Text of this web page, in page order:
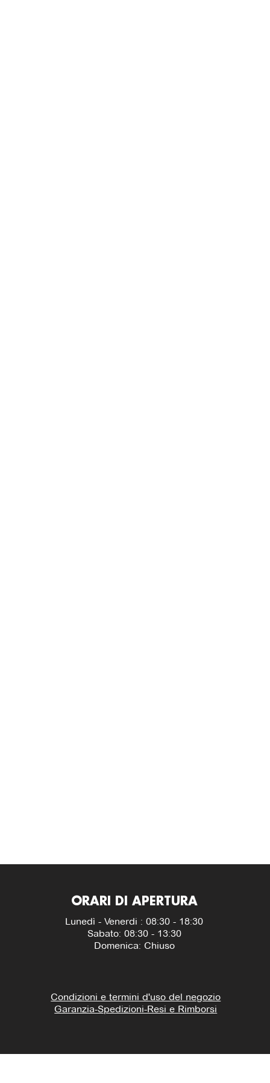
ORARI DI APERTURA
Lunedì - Venerdi : 08:30 - 18:30
Sabato: 08:30 - 13:30
Domenica: Chiuso
Condizioni e termini d'uso del negozio
Garanzia-Spedizioni-Resi e Rimborsi